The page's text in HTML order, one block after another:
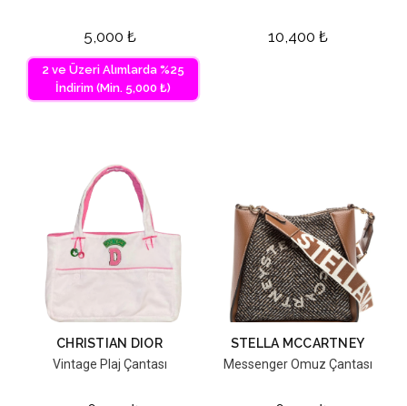
5,000 ₺
2 ve Üzeri Alımlarda %25
İndirim (Min. 5,000 ₺)
10,400 ₺
CHRISTIAN DIOR
Vintage Plaj Çantası
STELLA MCCARTNEY
Messenger Omuz Çantası